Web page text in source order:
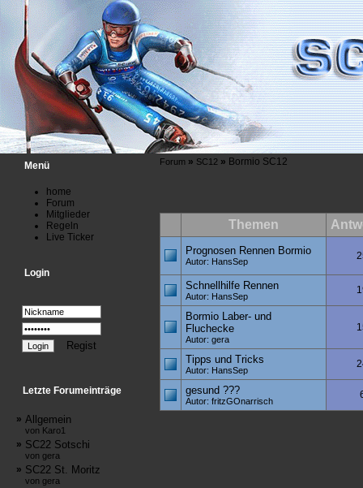
Menü
home
Forum
Mitglieder
Regeln
Live Ticker
Login
Regist
Letzte Forumeinträge
» Allgemein
von Karo1
» SC22 Sotschi
von gera
» SC22 St. Moritz
von gera
Forum» SC12» Bormio SC12
Themen
Prognosen Rennen Bormio
Autor: HansSep
Schnellhilfe Rennen
Autor: HansSep
Bormio Laber- und
Fluchecke
Autor: gera
Tipps und Tricks
Autor: HansSep
gesund ???
Autor: fritzGOnarrisch